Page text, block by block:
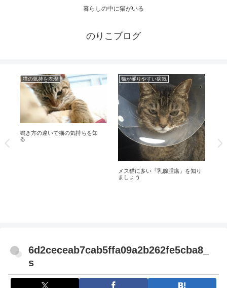
暮らしの中に猫がいる
のりこブログ
猫の気持を表現
鳴き方の違いで猫の気持ちを知
る
猫が罹りやすい病気
メス猫に多い『乳腺腫瘍』を知り
ましょう
イ
6d2ceceab7cab5ffa09a2b262fe5cba8_
s